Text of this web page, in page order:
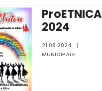
ProETNICA
2024
21.08.2024 |
MUNICIPALE